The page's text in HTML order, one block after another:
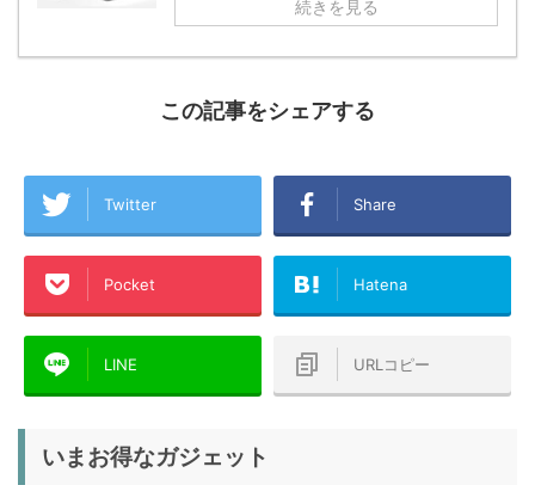
続きを見る
この記事をシェアする
Twitter Share
Pocket Hatena
LINE URLコピー
いまお得なガジェット